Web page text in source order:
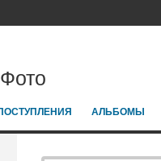
Фото
АЛЬБОМЫ